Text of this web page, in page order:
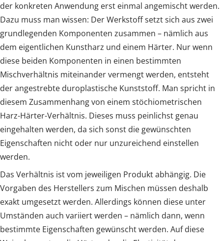
der konkreten Anwendung erst einmal angemischt werden.
Dazu muss man wissen: Der Werkstoff setzt sich aus zwei
grundlegenden Komponenten zusammen – nämlich aus
dem eigentlichen Kunstharz und einem Härter. Nur wenn
diese beiden Komponenten in einen bestimmten
Mischverhältnis miteinander vermengt werden, entsteht
der angestrebte duroplastische Kunststoff. Man spricht in
diesem Zusammenhang von einem stöchiometrischen
Harz-Härter-Verhältnis. Dieses muss peinlichst genau
eingehalten werden, da sich sonst die gewünschten
Eigenschaften nicht oder nur unzureichend einstellen
werden.
Das Verhältnis ist vom jeweiligen Produkt abhängig. Die
Vorgaben des Herstellers zum Mischen müssen deshalb
exakt umgesetzt werden. Allerdings können diese unter
Umständen auch variiert werden – nämlich dann, wenn
bestimmte Eigenschaften gewünscht werden. Auf diese